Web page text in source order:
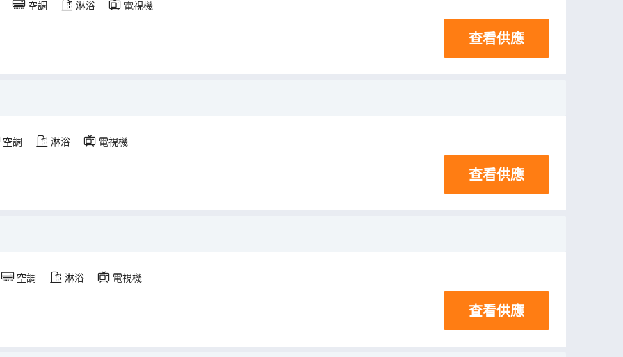
空調 淋浴 電視機
查看供應
空調 淋浴 電視機
查看供應
空調 淋浴 電視機
查看供應